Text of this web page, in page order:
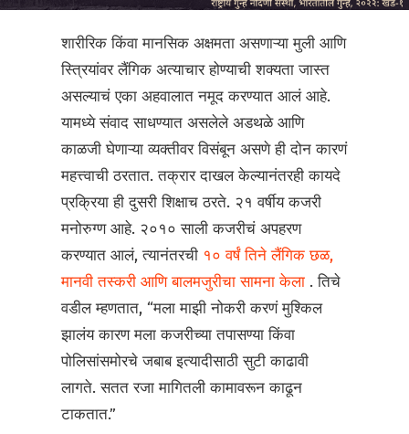
शारीरिक किंवा मानसिक अक्षमता असणाऱ्या मुली आणि
स्त्रियांवर लैंगिक अत्याचार होण्याची शक्यता जास्त
असल्याचं एका अहवालात नमूद करण्यात आलं आहे.
यामध्ये संवाद साधण्यात असलेले अडथळे आणि
काळजी घेणाऱ्या व्यक्तीवर विसंबून असणे ही दोन कारणं
महत्त्वाची ठरतात. तक्रार दाखल केल्यानंतरही कायदे
प्रक्रिया ही दुसरी शिक्षाच ठरते. २१ वर्षीय कजरी
मनोरुग्ण आहे. २०१० साली कजरीचं अपहरण
करण्यात आलं, त्यानंतरची १० वर्षं तिने लैंगिक छळ,
मानवी तस्करी आणि बालमजुरीचा सामना केला . तिचे
वडील म्हणतात, “मला माझी नोकरी करणं मुश्किल
झालंय कारण मला कजरीच्या तपासण्या किंवा
पोलिसांसमोरचे जबाब इत्यादीसाठी सुटी काढावी
लागते. सतत रजा मागितली कामावरून काढून
टाकतात.”